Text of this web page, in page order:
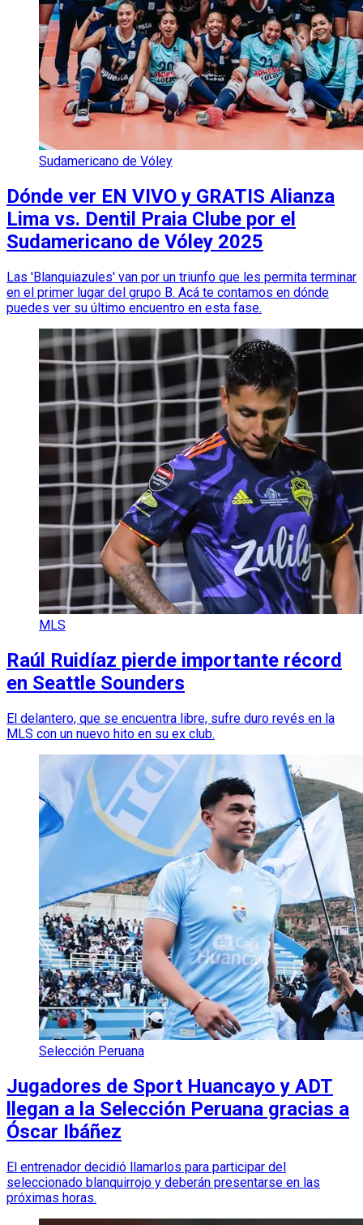
Sudamericano de Vóley
Dónde ver EN VIVO y GRATIS Alianza
Lima vs. Dentil Praia Clube por el
Sudamericano de Vóley 2025
Las 'Blanquiazules' van por un triunfo que les permita terminar
en el primer lugar del grupo B. Acá te contamos en dónde
puedes ver su último encuentro en esta fase.
MLS
Raúl Ruidíaz pierde importante récord
en Seattle Sounders
El delantero, que se encuentra libre, sufre duro revés en la
MLS con un nuevo hito en su ex club.
Selección Peruana
Jugadores de Sport Huancayo y ADT
llegan a la Selección Peruana gracias a
Óscar Ibáñez
El entrenador decidió llamarlos para participar del
seleccionado blanquirrojo y deberán presentarse en las
próximas horas.